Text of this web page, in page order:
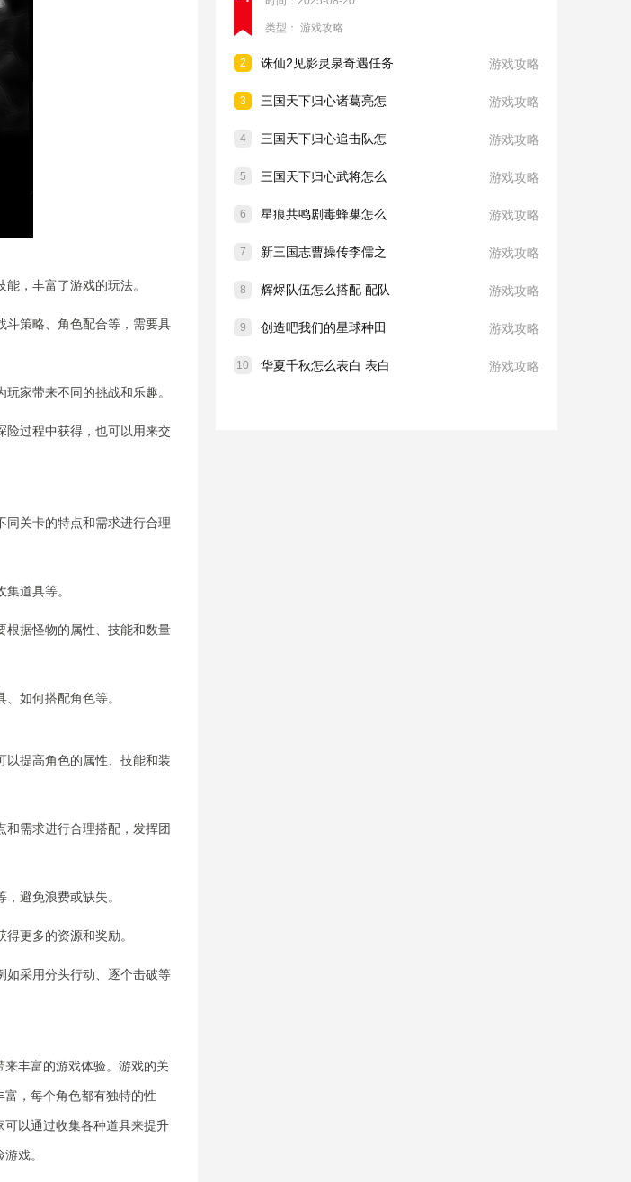
，丰富了游戏的玩法。
斗策略、角色配合等，需要具
家带来不同的挑战和乐趣。
险过程中获得，也可以用来交
同关卡的特点和需求进行合理
道具等。
根据怪物的属性、技能和数量
如何搭配角色等。
以提高角色的属性、技能和装
需求进行合理搭配，发挥团
避免浪费或缺失。
更多的资源和奖励。
如采用分头行动、逐个击破等
来丰富的游戏体验。游戏的关
，每个角色都有独特的性
以通过收集各种道具来提升
戏。
类型： 游戏攻略
2 诛仙2见影灵泉奇遇任务 游戏攻略
3 三国天下归心诸葛亮怎 游戏攻略
4 三国天下归心追击队怎 游戏攻略
5 三国天下归心武将怎么 游戏攻略
6 星痕共鸣剧毒蜂巢怎么 游戏攻略
7 新三国志曹操传李儒之 游戏攻略
8 辉烬队伍怎么搭配 配队 游戏攻略
9 创造吧我们的星球种田 游戏攻略
10 华夏千秋怎么表白 表白 游戏攻略